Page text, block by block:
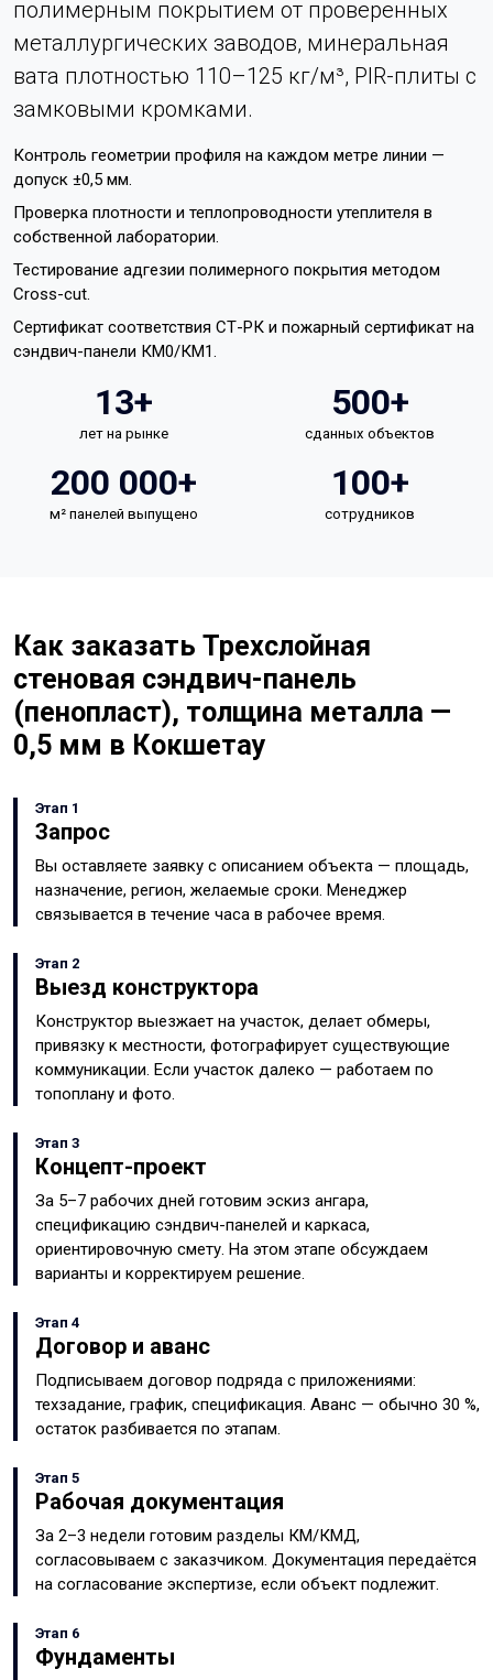
полимерным покрытием от проверенных
металлургических заводов, минеральная
вата плотностью 110–125 кг/м³, PIR-плиты с
замковыми кромками.
Контроль геометрии профиля на каждом метре линии —
допуск ±0,5 мм.
Проверка плотности и теплопроводности утеплителя в
собственной лаборатории.
Тестирование адгезии полимерного покрытия методом
Cross-cut.
Сертификат соответствия СТ-РК и пожарный сертификат на
сэндвич-панели КМ0/КМ1.
13+
лет на рынке
500+
сданных объектов
200 000+
м² панелей выпущено
100+
сотрудников
Как заказать Трехслойная
стеновая сэндвич-панель
(пенопласт), толщина металла —
0,5 мм в Кокшетау
Этап 1
Запрос
Вы оставляете заявку с описанием объекта — площадь,
назначение, регион, желаемые сроки. Менеджер
связывается в течение часа в рабочее время.
Этап 2
Выезд конструктора
Конструктор выезжает на участок, делает обмеры,
привязку к местности, фотографирует существующие
коммуникации. Если участок далеко — работаем по
топоплану и фото.
Этап 3
Концепт-проект
За 5–7 рабочих дней готовим эскиз ангара,
спецификацию сэндвич-панелей и каркаса,
ориентировочную смету. На этом этапе обсуждаем
варианты и корректируем решение.
Этап 4
Договор и аванс
Подписываем договор подряда с приложениями:
техзадание, график, спецификация. Аванс — обычно 30 %,
остаток разбивается по этапам.
Этап 5
Рабочая документация
За 2–3 недели готовим разделы КМ/КМД,
согласовываем с заказчиком. Документация передаётся
на согласование экспертизе, если объект подлежит.
Этап 6
Фундаменты